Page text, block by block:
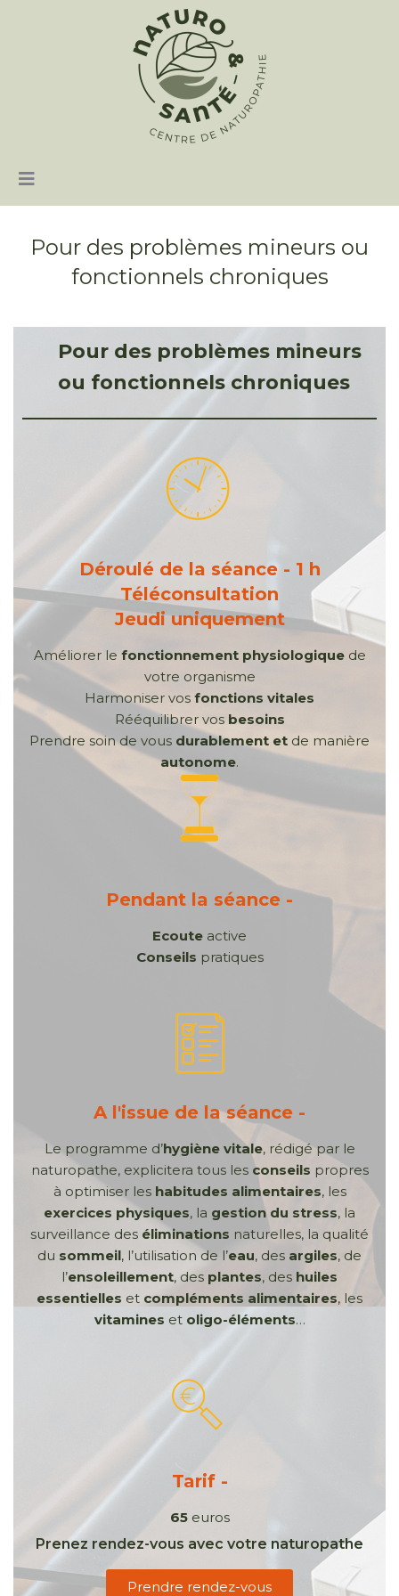
Pour des problèmes mineurs ou
fonctionnels chroniques
Pour des problèmes mineurs
ou fonctionnels chroniques
Déroulé de la séance - 1 h
Téléconsultation
Jeudi uniquement
Améliorer le fonctionnement physiologique de
votre organisme
Harmoniser vos fonctions vitales
Rééquilibrer vos besoins
Prendre soin de vous durablement et de manière
autonome.
Pendant la séance -
Ecoute active
Conseils pratiques
A l'issue de la séance -
Le programme d’hygiène vitale, rédigé par le
naturopathe, explicitera tous les conseils propres
à optimiser les habitudes alimentaires, les
exercices physiques, la gestion du stress, la
surveillance des éliminations naturelles, la qualité
du sommeil, l’utilisation de l’eau, des argiles, de
l’ensoleillement, des plantes, des huiles
essentielles et compléments alimentaires, les
vitamines et oligo-éléments…
Tarif -
65 euros
Prenez rendez-vous avec votre naturopathe
Prendre rendez-vous